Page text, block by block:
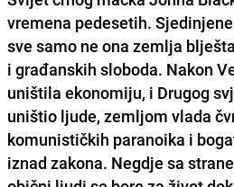
vremena pedesetih.
sve samo ne ona zemlja
i građanskih sloboda. Nakon
uništila ekonomiju, i Drugog
uništio ljude, zemljom vlada
komunističkih paranoika i
iznad zakona. Negdje sa